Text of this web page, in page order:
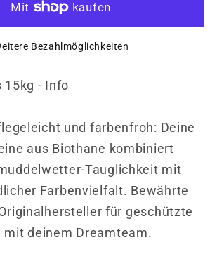
Bezahlmöglichkeiten
15kg - Info
und farbenfroh: Deine
aus Biothane kombiniert
Tauglichkeit mit
Farbenvielfalt. Bewährte
für geschützte
mit deinem Dreamteam.